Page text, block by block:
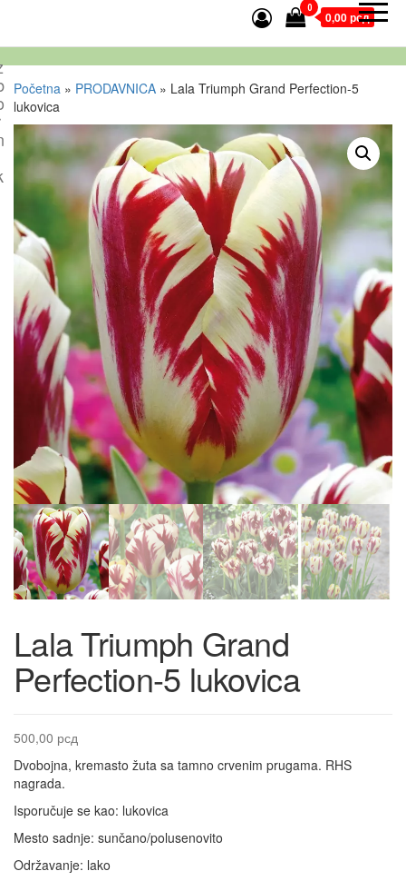
0
0,00 рсд
Početna » PRODAVNICA » Lala Triumph Grand Perfection-5
lukovica
Lala Triumph Grand
Perfection-5 lukovica
500,00 рсд
Dvobojna, kremasto žuta sa tamno crvenim prugama. RHS
nagrada.
Isporučuje se kao: lukovica
Mesto sadnje: sunčano/polusenovito
Održavanje: lako